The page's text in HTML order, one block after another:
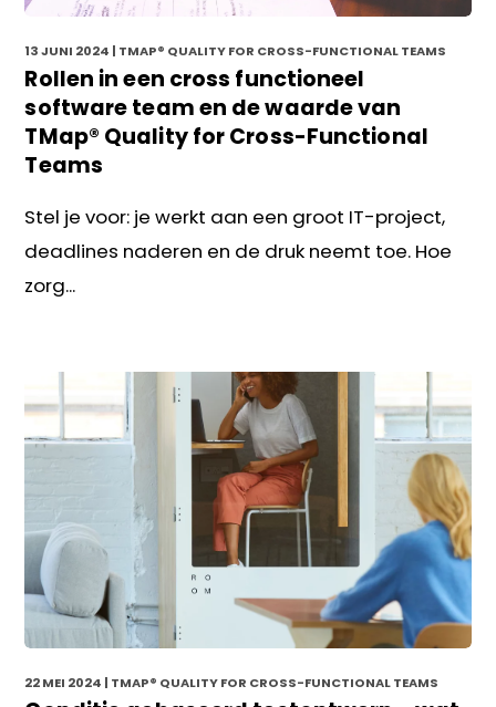
13 JUNI 2024 | TMAP® QUALITY FOR CROSS-FUNCTIONAL TEAMS
Rollen in een cross functioneel
software team en de waarde van
TMap® Quality for Cross-Functional
Teams
Stel je voor: je werkt aan een groot IT-project,
deadlines naderen en de druk neemt toe. Hoe
zorg...
22 MEI 2024 | TMAP® QUALITY FOR CROSS-FUNCTIONAL TEAMS